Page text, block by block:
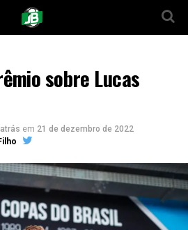
sobre Lucas
em 21 de dezembro de 2022